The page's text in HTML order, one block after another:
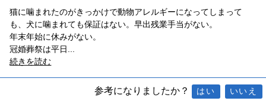
猫に噛まれたのがきっかけで動物アレルギーになってしまって
も、犬に噛まれても保証はない。早出残業手当がない。
年末年始に休みがない。
冠婚葬祭は平日
続きを読む
参考になりましたか？